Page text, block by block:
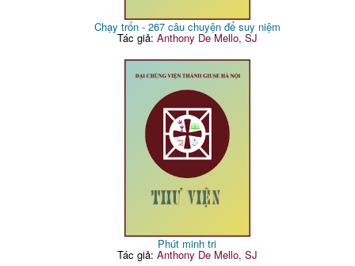
Chạy trốn - 267 câu chuyện để suy niệm
Tác giả: Anthony De Mello, SJ
Phút minh tri
Tác giả: Anthony De Mello, SJ